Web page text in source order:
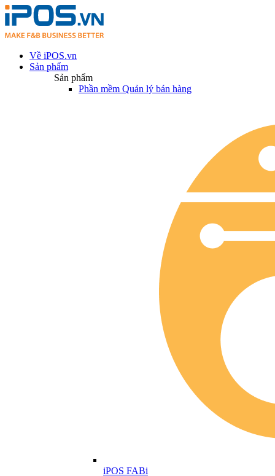
Về iPOS.vn
Sản phẩm
Sản phẩm
Phần mềm Quản lý bán hàng
iPOS FABi